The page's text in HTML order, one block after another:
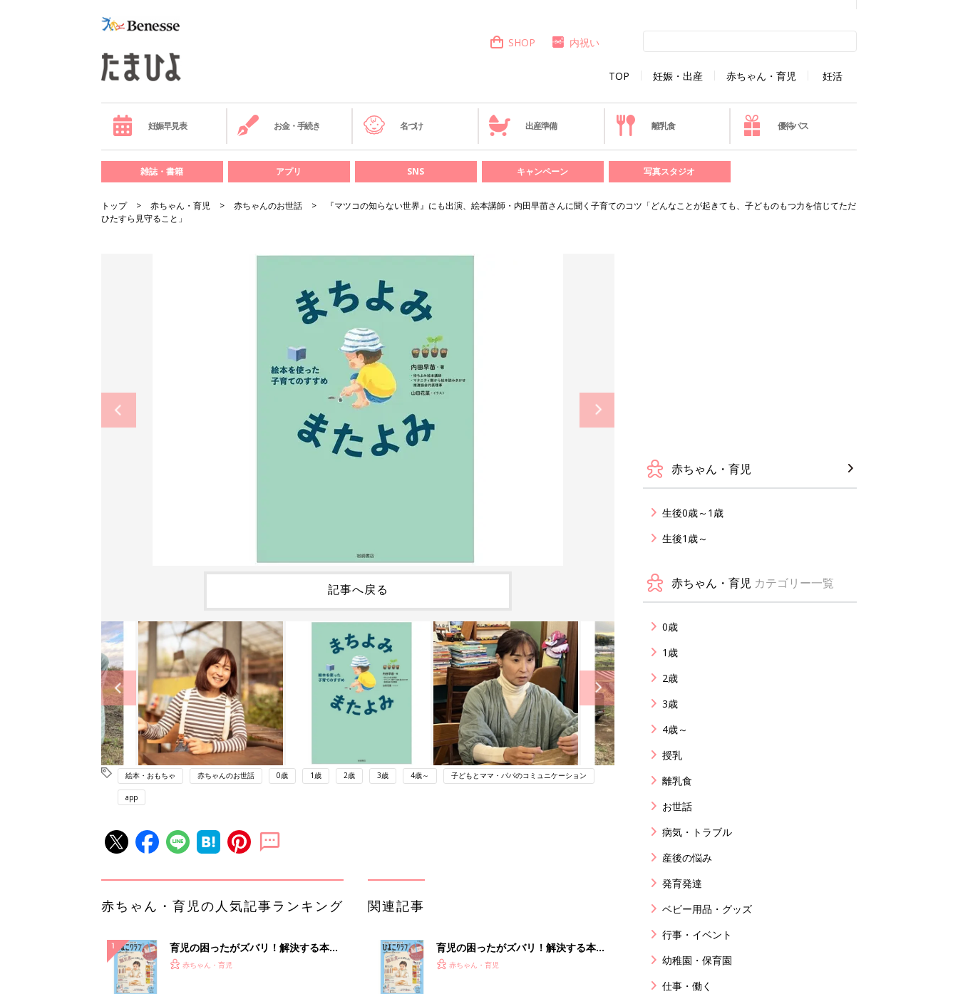
TOP 妊娠・出産 赤ちゃん・育児 妊活
SHOP 内祝い
妊娠早見表 お金・手続き 名づけ 出産準備 離乳食 優待パス
雑誌・書籍 アプリ SNS キャンペーン 写真スタジオ
トップ 赤ちゃん・育児 赤ちゃんのお世話
『マツコの知らない世界』にも出演、絵本講師・内田早苗さんに聞く子育てのコツ「どんなことが起きても、子どものもつ力を信じてただ
ひたすら見守ること」
記事へ戻る
絵本・おもちゃ 赤ちゃんのお世話 0歳 1歳 2歳 3歳 4歳～ 子どもとママ・パパのコミュニケーション
app
赤ちゃん・育児の人気記事ランキング
育児の困ったがズバリ！解決する本
『ひよこクラブ 秋号』 4カ月～2才
赤ちゃん・育児
関連記事
育児の困ったがズバリ！解決する本
『ひよこクラブ 秋号』 4カ月～2才
赤ちゃん・育児
赤ちゃん・育児
生後0歳～1歳
生後1歳～
赤ちゃん・育児 カテゴリー一覧
0歳
1歳
2歳
3歳
4歳～
授乳
離乳食
お世話
病気・トラブル
産後の悩み
発育発達
ベビー用品・グッズ
行事・イベント
幼稚園・保育園
仕事・働く